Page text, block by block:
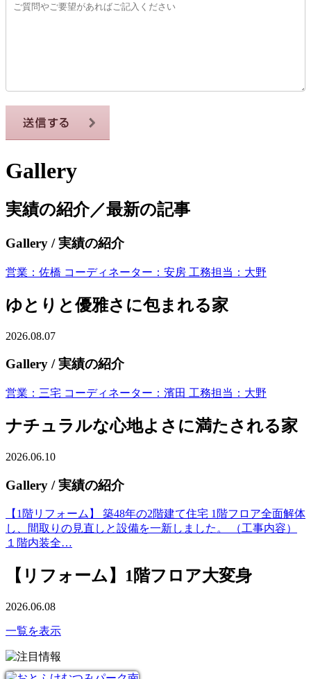
Gallery
実績の紹介／最新の記事
Gallery / 実績の紹介
営業：佐橋 コーディネーター：安房 工務担当：大野
ゆとりと優雅さに包まれる家
2026.08.07
Gallery / 実績の紹介
営業：三宅 コーディネーター：濱田 工務担当：大野
ナチュラルな心地よさに満たされる家
2026.06.10
Gallery / 実績の紹介
【1階リフォーム】 築48年の2階建て住宅 1階フロア全面解体
し、間取りの見直しと設備を一新しました。 （工事内容）
１階内装全…
【リフォーム】1階フロア大変身
2026.06.08
一覧を表示